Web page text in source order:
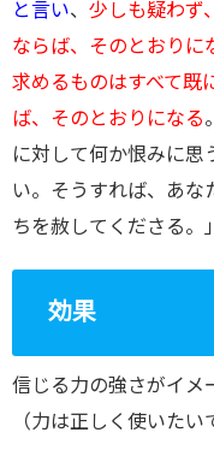
と言い、 少しも疑わず
ならば、そのとおりに
求めるものはすべて既
ば、そのとおりになる
に対して何か恨みに思
い。そうすれば、あな
ちを赦してくださる。」
効果
信じる力の強さがイメ
（力は正しく使いたい